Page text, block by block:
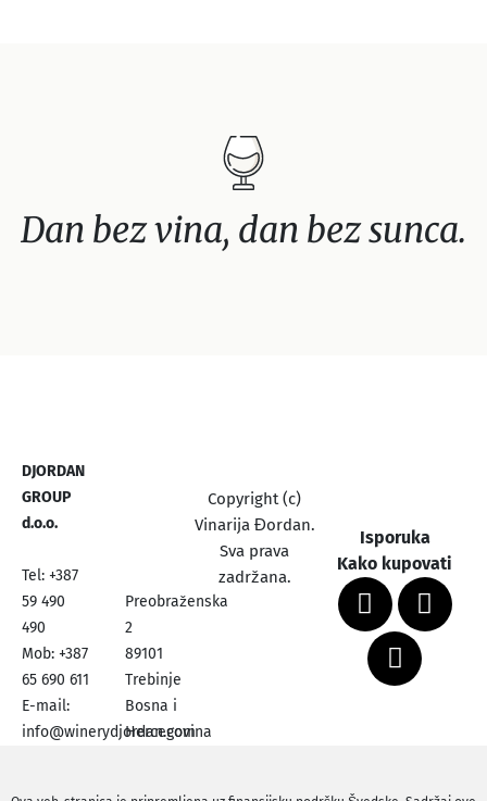
Dan bez vina, dan bez sunca.
DJORDAN
GROUP
d.o.o.
Tel: +387
59 490
490
Mob: +387
65 690 611
E-mail:
info@winerydjordan.com
Preobraženska
2
89101
Trebinje
Bosna i
Hercegovina
Copyright (c)
Vinarija Đordan.
Sva prava
zadržana.
Isporuka
Kako kupovati